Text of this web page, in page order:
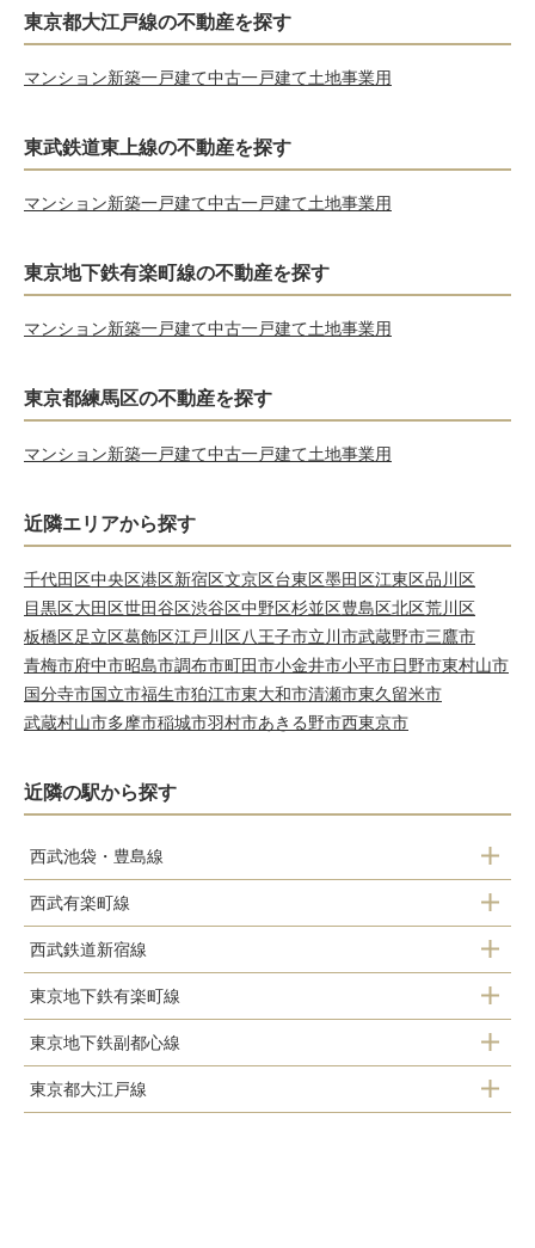
東京都大江戸線の不動産を探す
マンション新築一戸建て中古一戸建て土地事業用
東武鉄道東上線の不動産を探す
マンション新築一戸建て中古一戸建て土地事業用
東京地下鉄有楽町線の不動産を探す
マンション新築一戸建て中古一戸建て土地事業用
東京都練馬区の不動産を探す
マンション新築一戸建て中古一戸建て土地事業用
近隣エリアから探す
千代田区中央区港区新宿区文京区台東区墨田区江東区品川区
目黒区大田区世田谷区渋谷区中野区杉並区豊島区北区荒川区
板橋区足立区葛飾区江戸川区八王子市立川市武蔵野市三鷹市
青梅市府中市昭島市調布市町田市小金井市小平市日野市東村山市
国分寺市国立市福生市狛江市東大和市清瀬市東久留米市
武蔵村山市多摩市稲城市羽村市あきる野市西東京市
近隣の駅から探す
西武池袋・豊島線
江古田駅
桜台駅
練馬駅
中村橋駅
西武有楽町線
小竹向原駅
新桜台駅
練馬駅
西武鉄道新宿線
上石神井駅
武蔵関駅
東京地下鉄有楽町線
地下鉄赤塚駅
平和台駅
東京地下鉄副都心線
地下鉄赤塚駅
東京都大江戸線